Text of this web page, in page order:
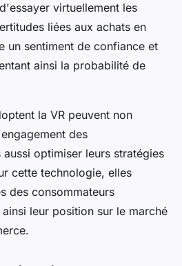
virtuellement les
liées aux achats en
un sentiment de confiance et
ainsi la probabilité de
la VR peuvent non
des
optimiser leurs stratégies
cette technologie, elles
des consommateurs
leur position sur le marché